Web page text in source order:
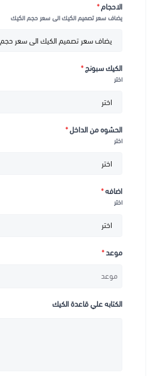
الاحجام*
يضاف سعر تصميم الكيك الى سعر حجم الكيك
الكيك سبونج*
اختر
الحشوه من الداخل*
اختر
اضافه*
اختر
موعد*
الكتابه علي قاعدة الكيك